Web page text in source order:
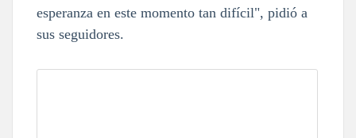
esperanza en este momento tan difícil", pidió a
sus seguidores.